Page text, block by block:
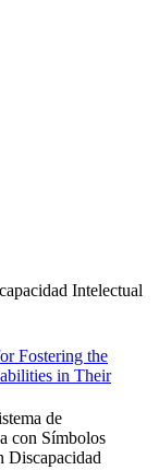
Intelectual
Fostering the
in Their
de
con Símbolos
Discapacidad